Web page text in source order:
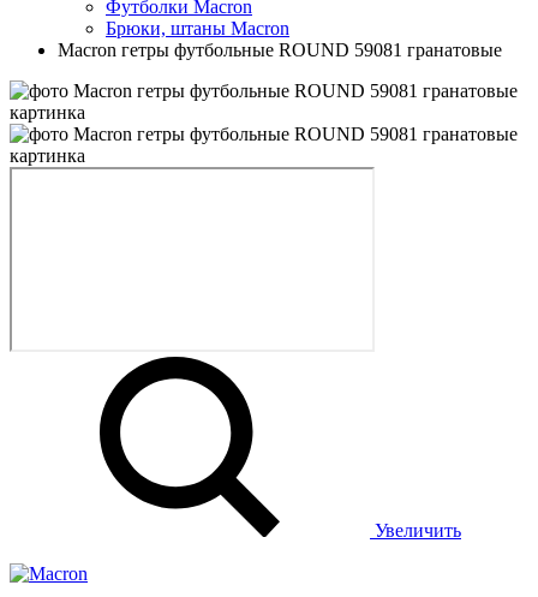
Футболки Macron
Брюки, штаны Macron
Macron гетры футбольные ROUND 59081 гранатовые
Увеличить